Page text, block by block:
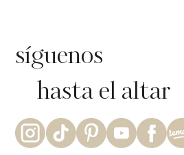
síguenos
hasta el altar